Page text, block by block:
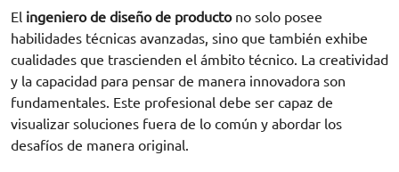
El ingeniero de diseño de productono solo posee
habilidades técnicas avanzadas, sino que también exhibe
cualidades que trascienden el ámbito técnico. La creatividad
y la capacidad para pensar de manera innovadora son
fundamentales. Este profesional debe ser capaz de
visualizar soluciones fuera de lo común y abordar los
desafíos de manera original.